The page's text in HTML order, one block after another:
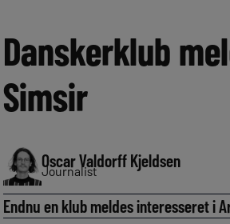
Danskerklub
Simsir
Oscar Valdorff Kjeldsen
Journalist
Endnu en klub meldes interesseret i